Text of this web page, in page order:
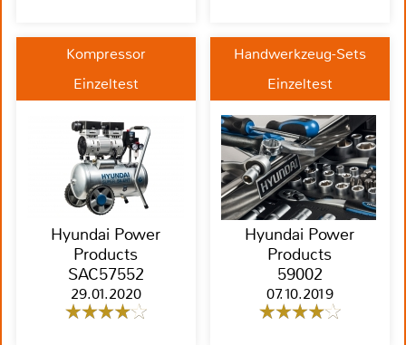
Kompressor
Einzeltest
Hyundai Power
Products
SAC57552
29.01.2020
Handwerkzeug-Sets
Einzeltest
Hyundai Power
Products
59002
07.10.2019